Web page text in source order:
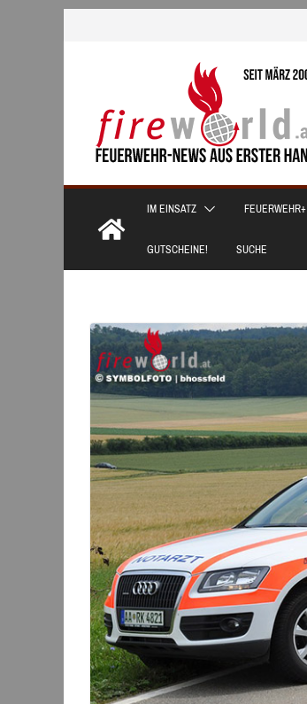
IM EINSATZ FEUERWEHR+
GUTSCHEINE! SUCHE